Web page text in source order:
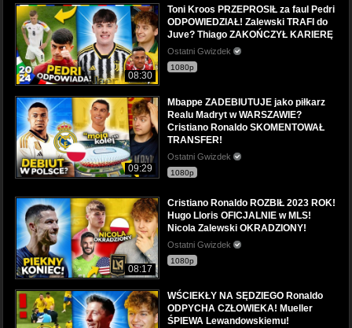
08:30
Toni Kroos PRZEPROSIŁ za faul Pedri
ODPOWIEDZIAŁ! Zalewski TRAFI do
Juve? Thiago ZAKOŃCZYŁ KARIERĘ
Ostatni Gwizdek
1080p
09:29
Mbappe ZADEBIUTUJE jako piłkarz
Realu Madryt w WARSZAWIE?
Cristiano Ronaldo SKOMENTOWAŁ
TRANSFER!
Ostatni Gwizdek
1080p
08:17
Cristiano Ronaldo ROZBIŁ 2023 ROK!
Hugo Lloris OFICJALNIE w MLS!
Nicola Zalewski OKRADZIONY!
Ostatni Gwizdek
1080p
WŚCIEKŁY NA SĘDZIEGO Ronaldo
ODPYCHA CZŁOWIEKA! Mueller
ŚPIEWA Lewandowskiemu!